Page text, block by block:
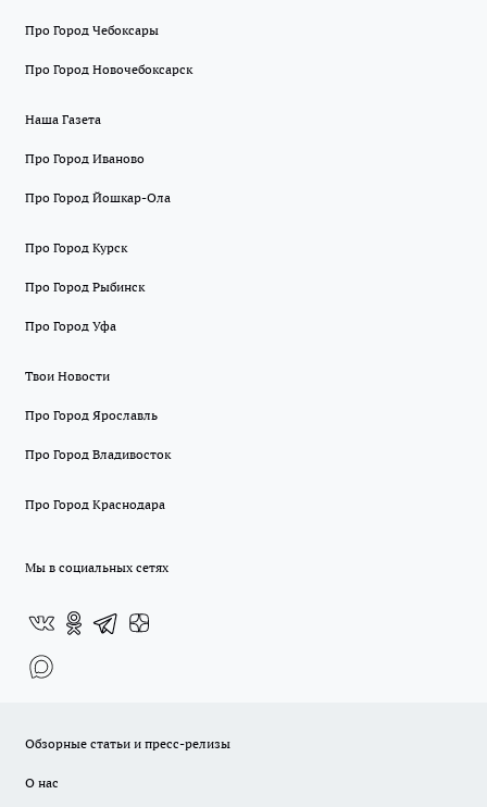
Про Город Чебоксары
Про Город Новочебоксарск
Наша Газета
Про Город Иваново
Про Город Йошкар-Ола
Про Город Курск
Про Город Рыбинск
Про Город Уфа
Твои Новости
Про Город Ярославль
Про Город Владивосток
Про Город Краснодара
Мы в социальных сетях
Обзорные статьи и пресс-релизы
О нас